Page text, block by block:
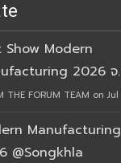
Show Modern
2026 จ.
THE FORUM TEAM on
@Songkhla